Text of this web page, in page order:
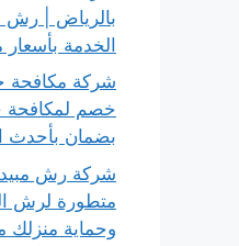
بالرياض | رش
الخدمة بأسعار
خصم لمكافحة
بضمان بأحدث
شركة رش
وحماية منزلك